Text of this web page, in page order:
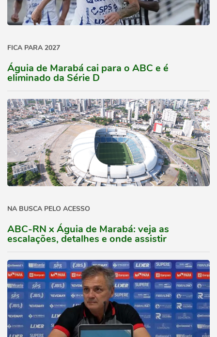
FICA PARA 2027
Águia de Marabá cai para o ABC e é
eliminado da Série D
NA BUSCA PELO ACESSO
ABC-RN x Águia de Marabá: veja as
escalações, detalhes e onde assistir